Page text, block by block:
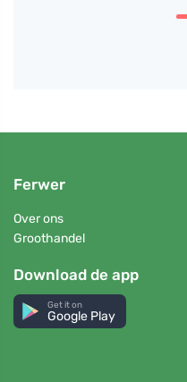
Ferwer
Over ons
Groothandel
Download de app
Get it on
Google Play